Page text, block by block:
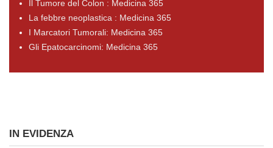
Il Tumore del Colon : Medicina 365
La febbre neoplastica : Medicina 365
I Marcatori Tumorali: Medicina 365
Gli Epatocarcinomi: Medicina 365
IN EVIDENZA